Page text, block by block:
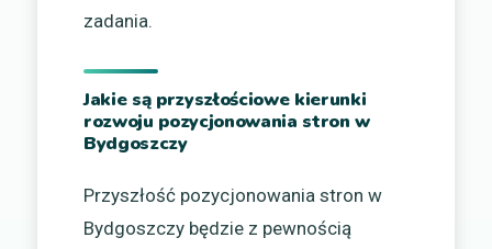
zadania.
Jakie są przyszłościowe kierunki
rozwoju pozycjonowania stron w
Bydgoszczy
Przyszłość pozycjonowania stron w
Bydgoszczy będzie z pewnością